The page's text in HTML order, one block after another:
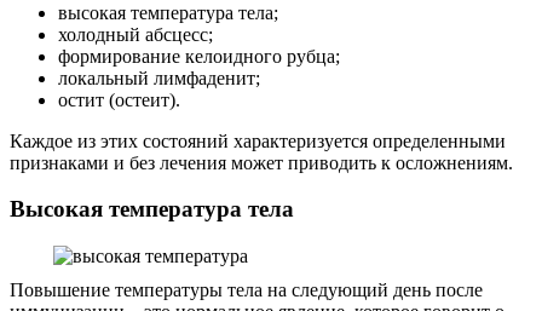
высокая температура тела;
холодный абсцесс;
формирование келоидного рубца;
локальный лимфаденит;
остит (остеит).
Каждое из этих состояний характеризуется определенными
признаками и без лечения может приводить к осложнениям.
Высокая температура тела
Повышение температуры тела на следующий день после